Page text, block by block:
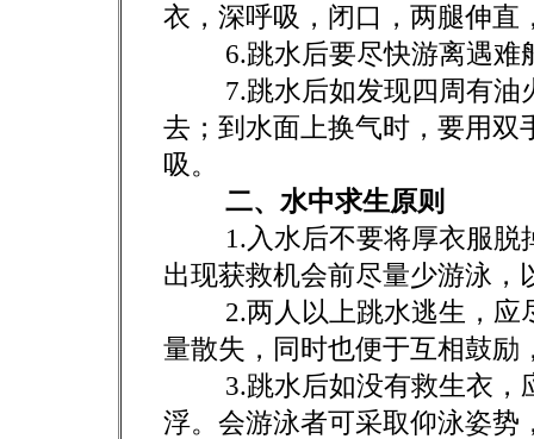
衣，深呼吸，闭口，两腿伸直
6.跳水后要尽快游离遇难
7.跳水后如发现四周有油
去；到水面上换气时，要用双
吸。
二、水中求生原则
1.入水后不要将厚衣服脱
出现获救机会前尽量少游泳，
2.两人以上跳水逃生，应
量散失，同时也便于互相鼓励
3.跳水后如没有救生衣，
浮。会游泳者可采取仰泳姿势